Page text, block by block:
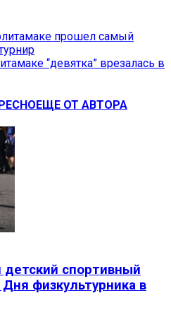
прошел самый
“девятка” врезалась в
ЕЩЕ ОТ АВТОРА
спортивный
физкультурника в